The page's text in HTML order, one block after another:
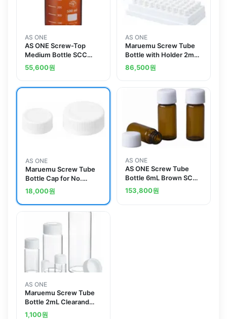
AS ONE
AS ONE Screw-Top
Medium Bottle SCC
Brown 100mLand
others
55,600원
AS ONE
Maruemu Screw Tube
Bottle with Holder 2mL
50 Pcsand others
86,500원
AS ONE
Maruemu Screw Tube
Bottle Cap for No.
02and others
18,000원
AS ONE
AS ONE Screw Tube
Bottle 6mL Brown SCC
(Pure Water Washing
Processed)and others
153,800원
AS ONE
Maruemu Screw Tube
Bottle 2mL Clearand
others
1,100원